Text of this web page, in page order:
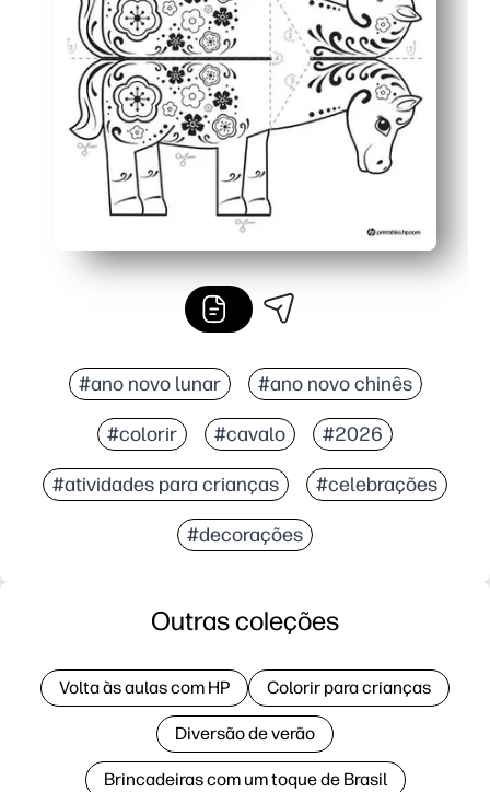
#ano novo lunar #ano novo chinês
#colorir #cavalo #2026
#atividades para crianças #celebrações
#decorações
Outras coleções
Volta às aulas com HP Colorir para crianças
Diversão de verão
Brincadeiras com um toque de Brasil